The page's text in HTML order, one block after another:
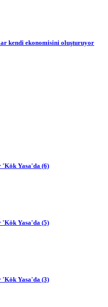
kendi ekonomisini oluşturuyor
'Kök Yasa'da (6)
'Kök Yasa'da (5)
'Kök Yasa'da (3)